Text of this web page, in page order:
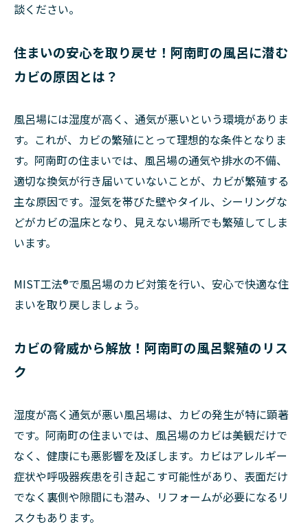
談ください。
住まいの安心を取り戻せ！阿南町の風呂に潜む
カビの原因とは？
風呂場には湿度が高く、通気が悪いという環境がありま
す。これが、カビの繁殖にとって理想的な条件となりま
す。阿南町の住まいでは、風呂場の通気や排水の不備、
適切な換気が行き届いていないことが、カビが繁殖する
主な原因です。湿気を帯びた壁やタイル、シーリングな
どがカビの温床となり、見えない場所でも繁殖してしま
います。
MIST工法®で風呂場のカビ対策を行い、安心で快適な住
まいを取り戻しましょう。
カビの脅威から解放！阿南町の風呂繫殖のリス
ク
湿度が高く通気が悪い風呂場は、カビの発生が特に顕著
です。阿南町の住まいでは、風呂場のカビは美観だけで
なく、健康にも悪影響を及ぼします。カビはアレルギー
症状や呼吸器疾患を引き起こす可能性があり、表面だけ
でなく裏側や隙間にも潜み、リフォームが必要になるリ
スクもあります。